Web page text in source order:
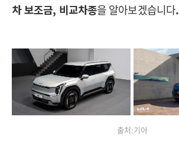
차 보조금, 비교차종을 알아보겠습니다.
출처:기아